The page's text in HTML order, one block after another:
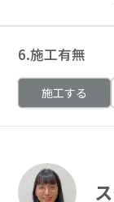
6.施工有無
施工する